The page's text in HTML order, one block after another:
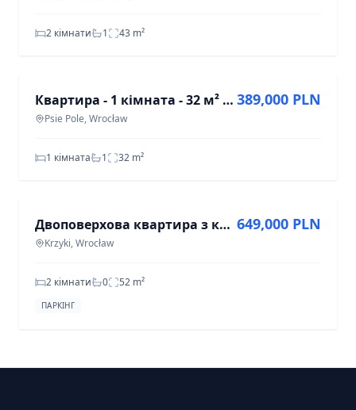
2 кімнати 1 43 m²
Квартира - 1 кімната - 32 м² - ліфт - вул. Болеслава Кривоустого Вроцлав Псє Поле
Psie Pole, Wrocław
389,000 PLN
1 кімната 1 32 m²
Двоповерхова квартира з кондиціонером та гаражем
Krzyki, Wrocław
649,000 PLN
2 кімнати 0 52 m²
ПАРКІНГ